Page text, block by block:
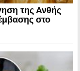
της Ανθής
στο